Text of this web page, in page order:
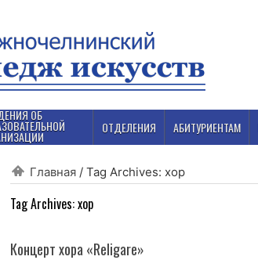
ОБ
ОТДЕЛЕНИЯ АБИТУРИЕНТАМ
Главная / Tag Archives: хор
Tag Archives:хор
Концерт хора «Religare»